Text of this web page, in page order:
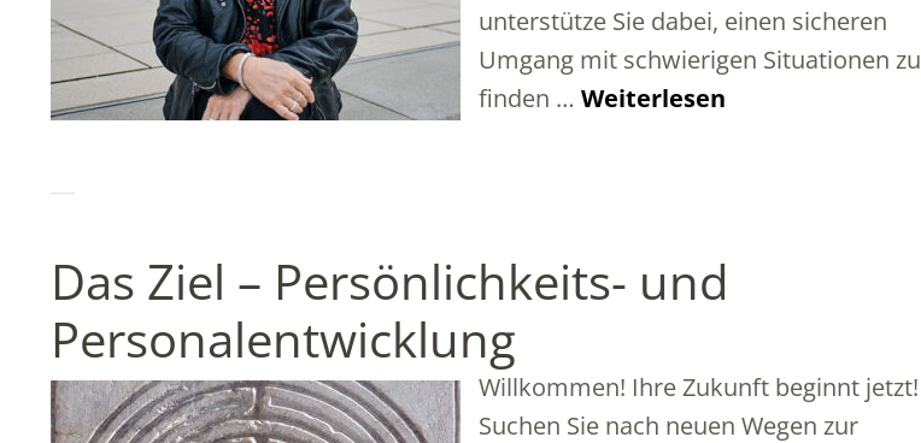
unterstütze Sie dabei, einen sicheren
Umgang mit schwierigen Situationen zu
finden … Weiterlesen
Das Ziel – Persönlichkeits- und
Personalentwicklung
Willkommen! Ihre Zukunft beginnt jetzt!
Suchen Sie nach neuen Wegen zur